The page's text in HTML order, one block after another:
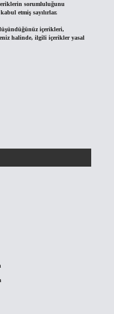
sorumluluğunu
etmiş sayılırlar.
içerikleri,
halinde, ilgili içerikler yasal